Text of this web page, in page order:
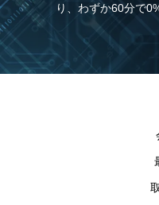
り、わずか60分で
れは、一般的なポー
く、従来モデルより
現しました。急に電